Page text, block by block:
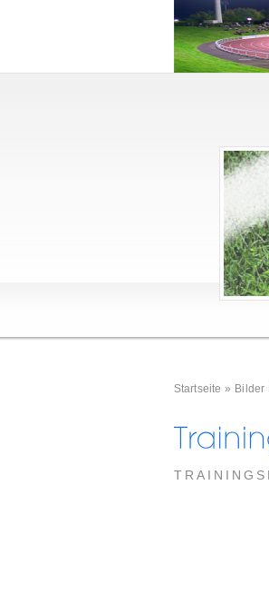
Startseite » Bilder